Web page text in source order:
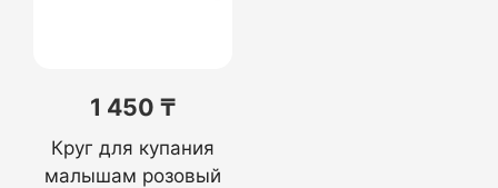
1 450 ₸
Круг для купания
малышам розовый